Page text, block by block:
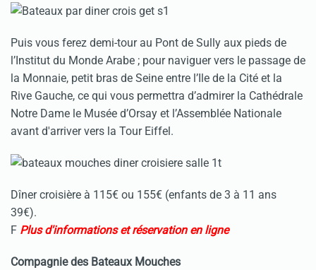
Puis vous ferez demi-tour au Pont de Sully aux pieds de
l’Institut du Monde Arabe ; pour naviguer vers le passage de
la Monnaie, petit bras de Seine entre l’Ile de la Cité et la
Rive Gauche, ce qui vous permettra d’admirer la Cathédrale
Notre Dame le Musée d’Orsay et l’Assemblée Nationale
avant d'arriver vers la Tour Eiffel.
Dîner croisière à 115€ ou 155€ (enfants de 3 à 11 ans
39€).
F Plus d'informations et réservation en ligne
Compagnie des Bateaux Mouches